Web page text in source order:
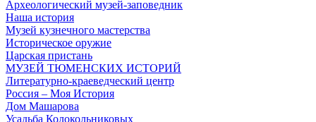
Археологический музей-заповедник
Наша история
Музей кузнечного мастерства
Историческое оружие
Царская пристань
МУЗЕЙ ТЮМЕНСКИХ ИСТОРИЙ
Литературно-краеведческий центр
Россия – Моя История
Дом Машарова
Усадьба Колокольниковых